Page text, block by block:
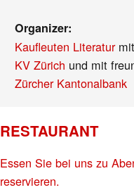
Organizer:
Kaufleuten Literatur
KV Zürich und mit
Zürcher Kantonalbank
RESTAURANT
Essen Sie bei uns zu
reservieren.